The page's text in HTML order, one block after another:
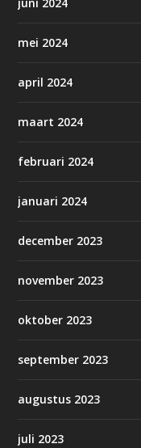
juni 2024
mei 2024
april 2024
maart 2024
februari 2024
januari 2024
december 2023
november 2023
oktober 2023
september 2023
augustus 2023
juli 2023